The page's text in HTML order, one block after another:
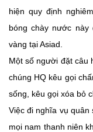
hiện quy định
bóng chày nước
vàng tại Asiad.
Một số người đặt câu
chúng HQ kêu gọi
sống, kêu gọi xóa bỏ
Việc đi nghĩa vụ
mọi nam thanh niên